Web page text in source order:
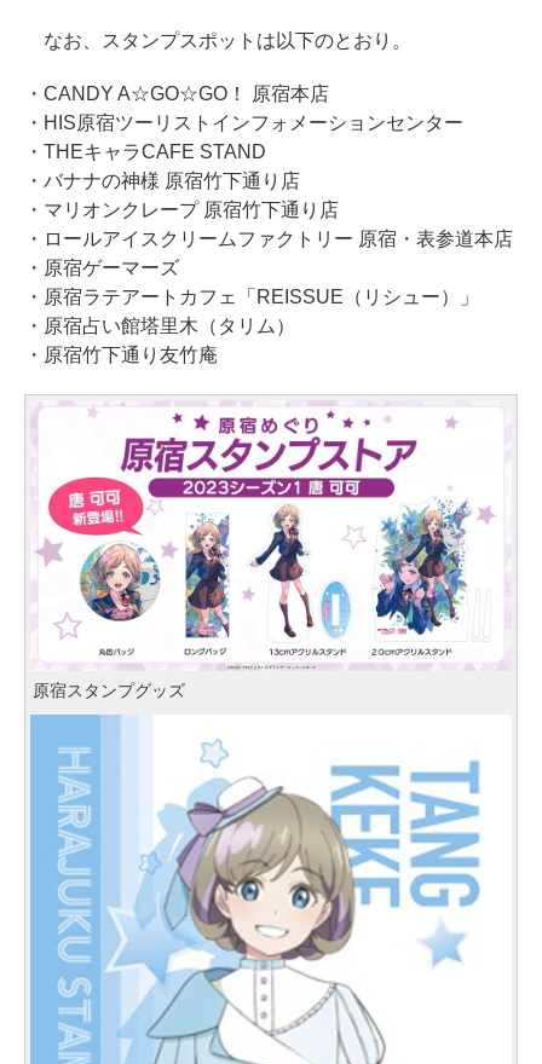
なお、スタンプスポットは以下のとおり。
・CANDY A☆GO☆GO！ 原宿本店
・HIS原宿ツーリストインフォメーションセンター
・THEキャラCAFE STAND
・バナナの神様 原宿竹下通り店
・マリオンクレープ 原宿竹下通り店
・ロールアイスクリームファクトリー 原宿・表参道本店
・原宿ゲーマーズ
・原宿ラテアートカフェ「REISSUE（リシュー）」
・原宿占い館塔里木（タリム）
・原宿竹下通り友竹庵
原宿スタンプグッズ